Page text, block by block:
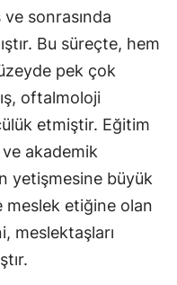
ve sonrasında
Bu süreçte, hem
pek çok
oftalmoloji
etmiştir. Eğitim
akademik
yetişmesine büyük
meslek etiğine olan
meslektaşları